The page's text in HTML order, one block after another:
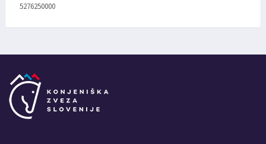
5276250000